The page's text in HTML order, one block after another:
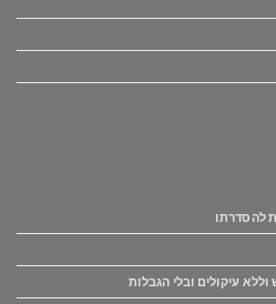
להסדרתו
עיקולים ובלי הגבלות